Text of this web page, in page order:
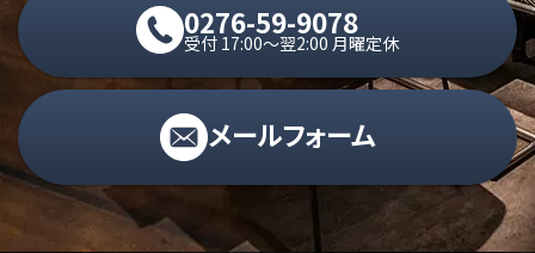
0276-59-9078
受付 17:00〜翌2:00 月曜定休
メールフォーム